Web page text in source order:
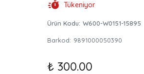
Tükeniyor
Ürün Kodu: W600-W0151-15895
Barkod: 9891000050390
₺ 300.00